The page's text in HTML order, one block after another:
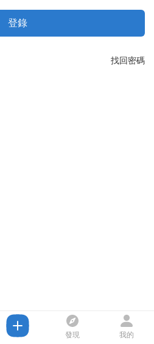
登錄
找回密碼
發現 我的